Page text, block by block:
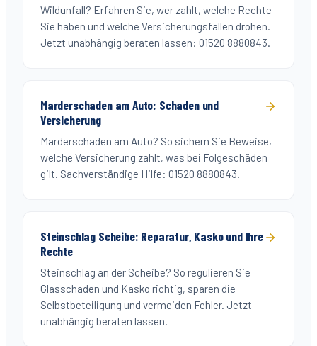
Wildunfall? Erfahren Sie, wer zahlt, welche Rechte
Sie haben und welche Versicherungsfallen drohen.
Jetzt unabhängig beraten lassen: 01520 8880843.
Marderschaden am Auto: Schaden und
Versicherung
Marderschaden am Auto? So sichern Sie Beweise,
welche Versicherung zahlt, was bei Folgeschäden
gilt. Sachverständige Hilfe: 01520 8880843.
Steinschlag Scheibe: Reparatur, Kasko und Ihre
Rechte
Steinschlag an der Scheibe? So regulieren Sie
Glasschaden und Kasko richtig, sparen die
Selbstbeteiligung und vermeiden Fehler. Jetzt
unabhängig beraten lassen.